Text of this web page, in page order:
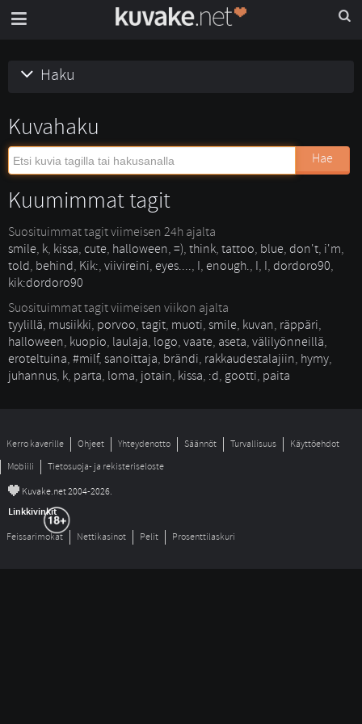
Haku
Kuvahaku
Hae
Kuumimmat tagit
Suosituimmat tagit viimeisen 24h ajalta
smile, k, kissa, cute, halloween, =), think, tattoo, blue, don't, i'm,
told, behind, Kik:, viivireini, eyes...., I, enough., I, I, dordoro90,
kik:dordoro90
Suosituimmat tagit viimeisen viikon ajalta
tyylillä, musiikki, porvoo, tagit, muoti, smile, kuvan, räppäri,
halloween, kuopio, laulaja, logo, vaate, aseta, välilyönneillä,
eroteltuina, #milf, sanoittaja, brändi, rakkaudestalajiin, hymy,
juhannus, k, parta, loma, jotain, kissa, :d, gootti, paita
Kerro kaverille Ohjeet Yhteydenotto Säännöt Turvallisuus
Käyttöehdot
Mobiili
Tietosuoja- ja rekisteriseloste
© Kuvake.net 2004-2026.
Linkkivinkit
Feissarimokat Nettikasinot Pelit Prosenttilaskuri